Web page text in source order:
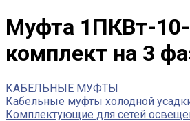
Муфта 1ПКВт-
комплект на 3
КАБЕЛЬНЫЕ МУФТЫ
Кабельные муфты холодной
Комплектующие для сетей